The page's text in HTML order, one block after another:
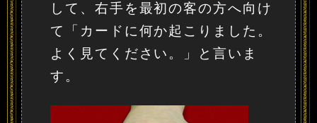
して、右手を最初の客の方へ向け
て「カードに何か起こりました。
よく見てください。」と言いま
す。